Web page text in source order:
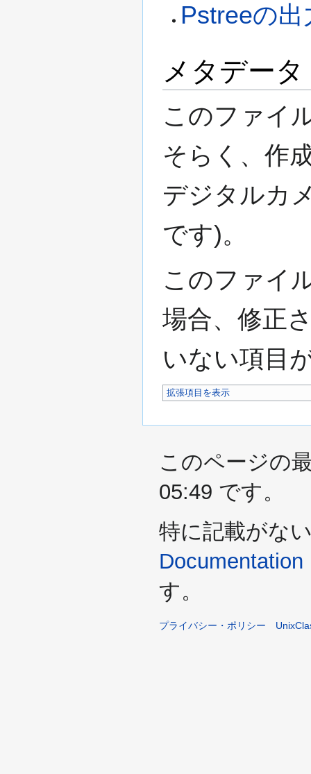
Pstreeの出
メタデータ
このファイ
そらく、作
デジタルカ
です)。
このファイ
場合、修正
いない項目
拡張項目を表示
このページの
05:49 です。
特に記載がな
Documentation
す。
プライバシー・ポリシー